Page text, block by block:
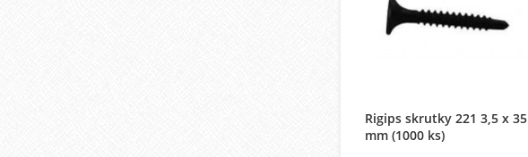
Rigips skrutky 221 3,5 x 35
mm (1000 ks)